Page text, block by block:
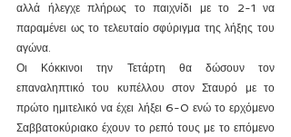
αλλά ήλεγχε πλήρως το παιχνίδι με το 2-1 να
παραμένει ως το τελευταίο σφύριγμα της λήξης του
αγώνα.
Οι Κόκκινοι την Τετάρτη θα δώσουν τον
επαναληπτικό του κυπέλλου στον Σταυρό με το
πρώτο ημιτελικό να έχει λήξει 6-0 ενώ το ερχόμενο
Σαββατοκύριακο έχουν το ρεπό τους με το επόμενο